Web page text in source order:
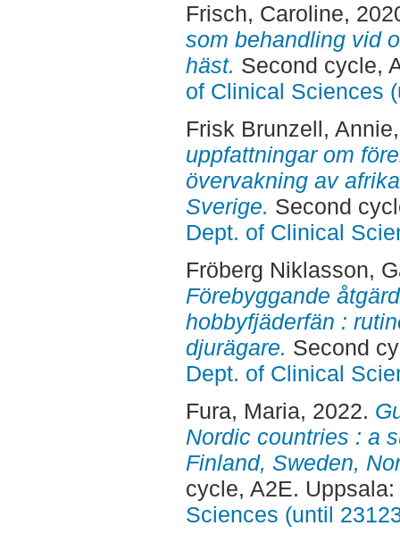
Frisch, Caroline,
som behandling vid
häst. Second cycle,
of Clinical Sciences
Frisk Brunzell, Annie
uppfattningar om
övervakning av
Sverige. Second
Dept. of Clinical
Fröberg Niklasson,
Förebyggande
hobbyfjäderfän :
djurägare. Second
Dept. of Clinical
Fura, Maria, 2022.
Nordic countries : a
Finland, Sweden,
cycle, A2E. Uppsala:
Sciences (until